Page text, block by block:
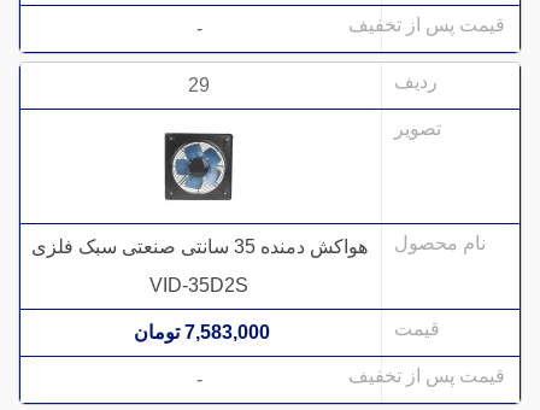
-
29
هواکش دمنده 35 سانتی صنعتی سبک فلزی
VID-35D2S
7,583,000 تومان
-